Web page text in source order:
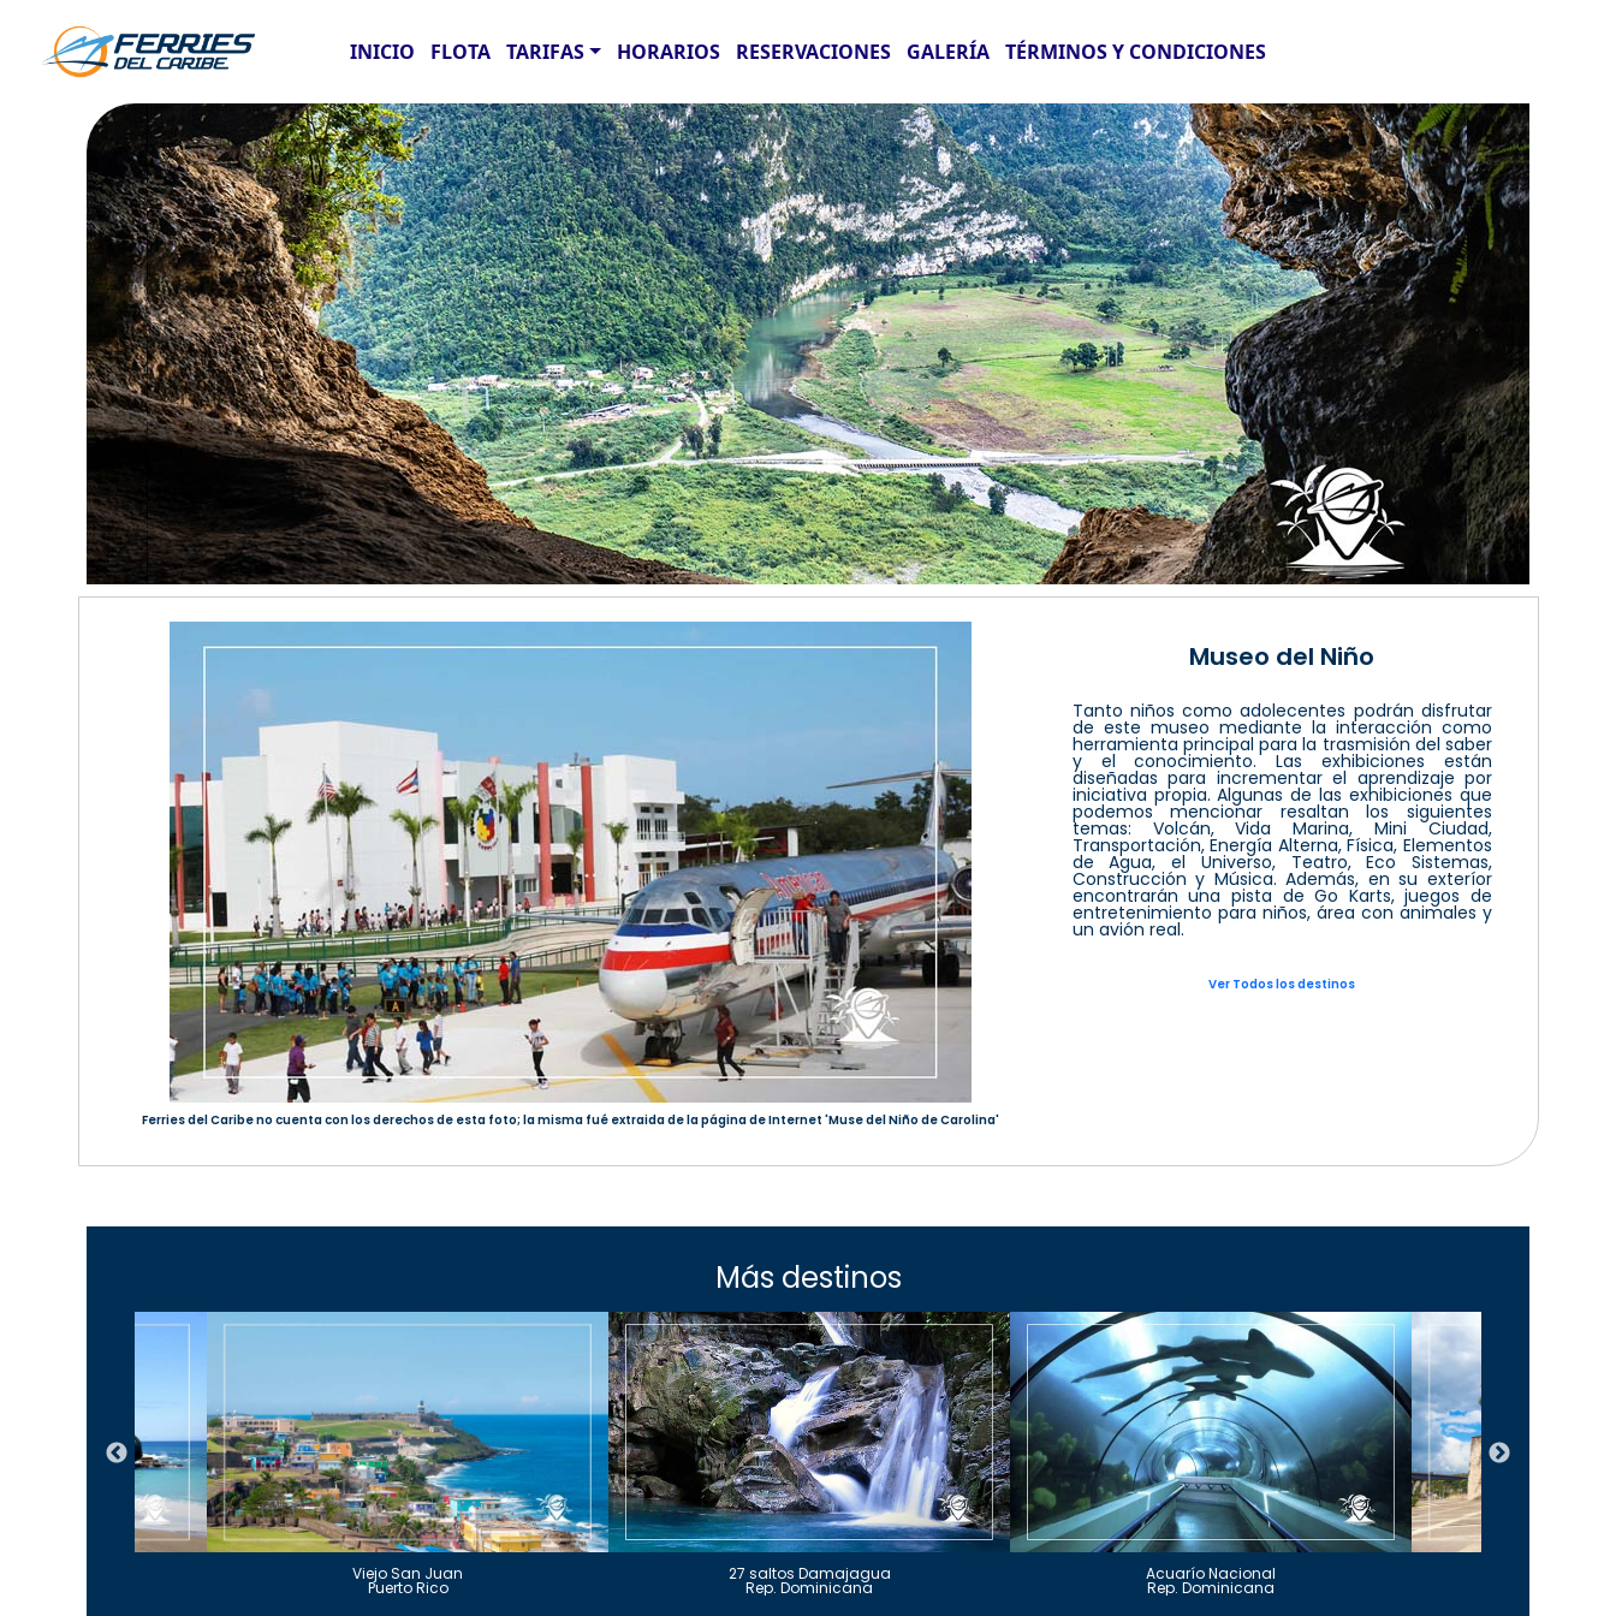
INICIO FLOTA TARIFAS HORARIOS RESERVACIONES GALERÍA TÉRMINOS Y CONDICIONES
Ferries del Caribe no cuenta con los derechos de esta foto; la misma fué extraida de la página de Internet 'Muse del Niño de Carolina'
Museo del Niño
Tanto niños como adolecentes podrán disfrutar
de este museo mediante la interacción como
herramienta principal para la trasmisión del saber
y el conocimiento. Las exhibiciones están
diseñadas para incrementar el aprendizaje por
iniciativa propia. Algunas de las exhibiciones que
podemos mencionar resaltan los siguientes
temas: Volcán, Vida Marina, Mini Ciudad,
Transportación, Energía Alterna, Física, Elementos
de Agua, el Universo, Teatro, Eco Sistemas,
Construcción y Música. Además, en su exteríor
encontrarán una pista de Go Karts, juegos de
entretenimiento para niños, área con animales y
un avión real.
Ver Todos los destinos
Más destinos
Viejo San Juan
Puerto Rico
27 saltos Damajagua
Rep. Dominicana
Acuarío Nacional
Rep. Dominicana